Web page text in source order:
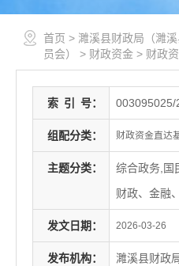
首页 > 濉溪县财政局（濉
员会）
> 财政资金 > 财政
索 引 号： 003095025/
组配分类： 财政资金直达
主题分类：
综合政务,国
财政、金融
发文日期： 2026-03-26
发布机构：
濉溪县财政